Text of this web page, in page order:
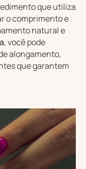
que utiliza
o comprimento e
natural e
, você pode
alongamento,
que garantem